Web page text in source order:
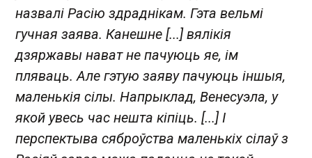
назвалі Расію здраднікам. Гэта вельмі
гучная заява. Канешне [...] вялікія
дзяржавы нават не пачуюць яе, ім
пляваць. Але гэтую заяву пачуюць іншыя,
маленькія сілы. Напрыклад, Венесуэла, у
якой увесь час нешта кіпіць. [...] І
перспектыва сяброўства маленькіх сілаў з